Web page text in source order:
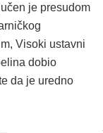
je presudom
Visoki ustavni
dobio
da je uredno